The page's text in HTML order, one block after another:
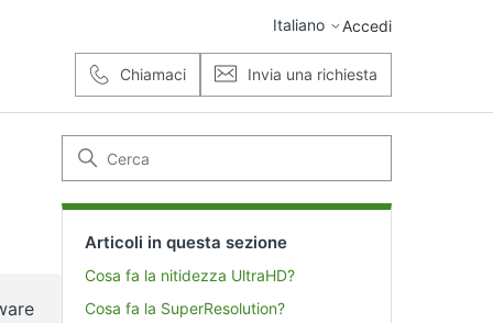
Italiano Accedi
Chiamaci Invia una richiesta
Articoli in questa sezione
Cosa fa la nitidezza UltraHD?
Cosa fa la SuperResolution?